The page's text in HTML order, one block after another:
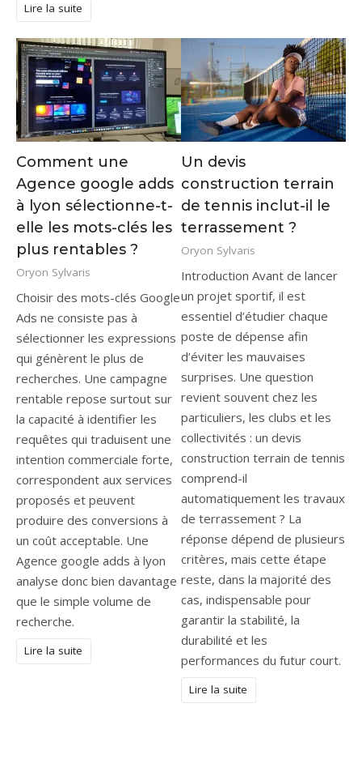
Lire la suite
Comment une
Agence google adds
à lyon sélectionne-t-
elle les mots-clés les
plus rentables ?
Oryon Sylvaris
Choisir des mots-clés Google
Ads ne consiste pas à
sélectionner les expressions
qui génèrent le plus de
recherches. Une campagne
rentable repose surtout sur
la capacité à identifier les
requêtes qui traduisent une
intention commerciale forte,
correspondent aux services
proposés et peuvent
produire des conversions à
un coût acceptable. Une
Agence google adds à lyon
analyse donc bien davantage
que le simple volume de
recherche.
Lire la suite
Un devis
construction terrain
de tennis inclut-il le
terrassement ?
Oryon Sylvaris
Introduction Avant de lancer
un projet sportif, il est
essentiel d’étudier chaque
poste de dépense afin
d’éviter les mauvaises
surprises. Une question
revient souvent chez les
particuliers, les clubs et les
collectivités : un devis
construction terrain de tennis
comprend-il
automatiquement les travaux
de terrassement ? La
réponse dépend de plusieurs
critères, mais cette étape
reste, dans la majorité des
cas, indispensable pour
garantir la stabilité, la
durabilité et les
performances du futur court.
Lire la suite